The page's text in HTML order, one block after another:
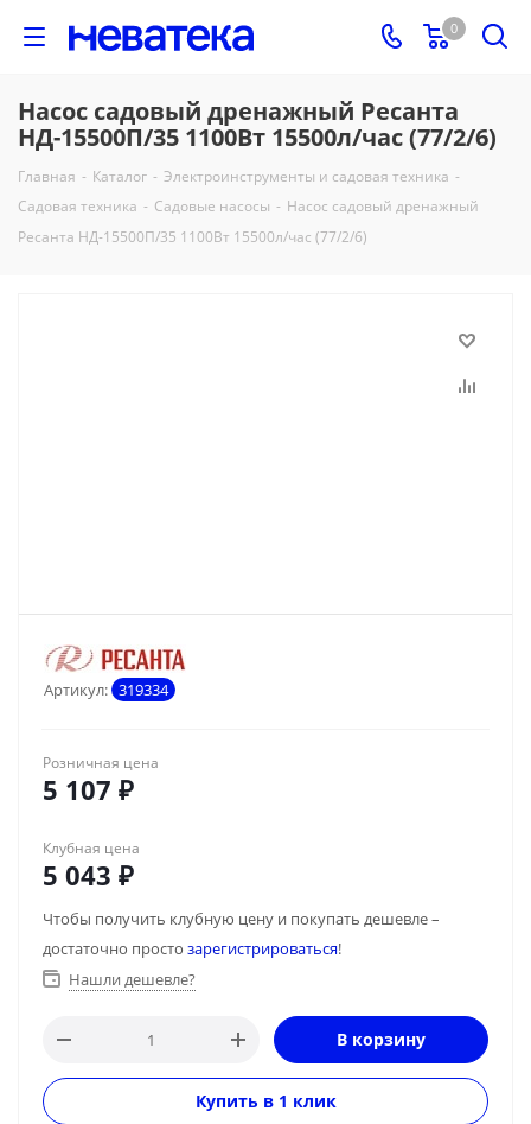
0
Насос садовый дренажный Ресанта
НД-15500П/35 1100Вт 15500л/час (77/2/6)
Главная - Каталог - Электроинструменты и садовая техника -
Садовая техника - Садовые насосы - Насос садовый дренажный
Ресанта НД-15500П/35 1100Вт 15500л/час (77/2/6)
Артикул: 319334
Розничная цена
5 107 ₽
Клубная цена
5 043 ₽
Чтобы получить клубную цену и покупать дешевле –
достаточно просто зарегистрироваться!
Нашли дешевле?
В корзину
Купить в 1 клик